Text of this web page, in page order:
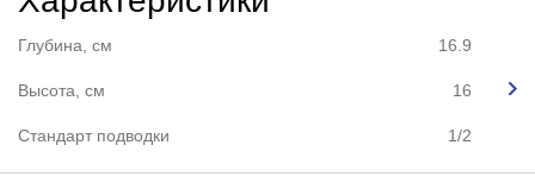
Глубина, см 16.9
Высота, см 16
Стандарт подводки 1/2